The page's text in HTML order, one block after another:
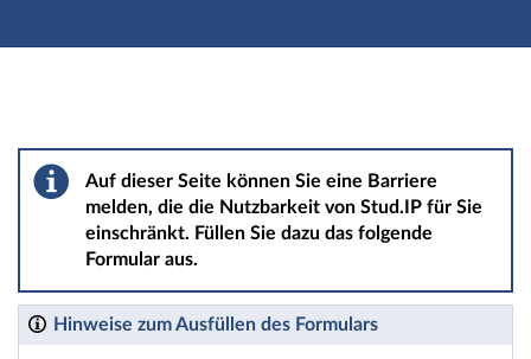
Hauptnavigation
Barriere melden
Auf dieser Seite können Sie eine Barriere
melden, die die Nutzbarkeit von Stud.IP für Sie
einschränkt. Füllen Sie dazu das folgende
Formular aus.
Hinweise zum Ausfüllen des Formulars